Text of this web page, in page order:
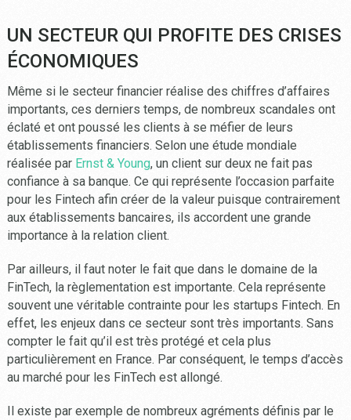
UN SECTEUR QUI PROFITE DES CRISES
ÉCONOMIQUES
Même si le secteur financier réalise des chiffres d’affaires
importants, ces derniers temps, de nombreux scandales ont
éclaté et ont poussé les clients à se méfier de leurs
établissements financiers. Selon une étude mondiale
réalisée par Ernst & Young, un client sur deux ne fait pas
confiance à sa banque. Ce qui représente l’occasion parfaite
pour les Fintech afin créer de la valeur puisque contrairement
aux établissements bancaires, ils accordent une grande
importance à la relation client.
Par ailleurs, il faut noter le fait que dans le domaine de la
FinTech, la règlementation est importante. Cela représente
souvent une véritable contrainte pour les startups Fintech. En
effet, les enjeux dans ce secteur sont très importants. Sans
compter le fait qu’il est très protégé et cela plus
particulièrement en France. Par conséquent, le temps d’accès
au marché pour les FinTech est allongé.
Il existe par exemple de nombreux agréments définis par le